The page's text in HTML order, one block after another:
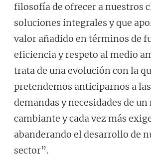
filosofía de ofrecer a nuestros
soluciones integrales y que
valor añadido en términos de
eficiencia y respeto al medio
trata de una evolución con la
pretendemos anticiparnos a
demandas y necesidades de un
cambiante y cada vez más
abanderando el desarrollo de
sector”.